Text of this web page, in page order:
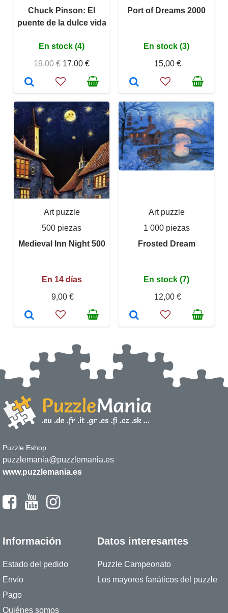
Chuck Pinson: El
puente de la dulce vida
En stock (4)
19,00 € 17,00 €
Port of Dreams 2000
En stock (3)
15,00 €
Art puzzle
500 piezas
Medieval Inn Night 500
En 14 días
9,00 €
Art puzzle
1 000 piezas
Frosted Dream
En stock (7)
12,00 €
Puzzle Eshop
puzzlemania@puzzlemania.es
www.puzzlemania.es
Información
Estado del pedido
Envío
Pago
Quiénes somos
Datos interesantes
Puzzle Campeonato
Los mayores fanáticos del puzzle